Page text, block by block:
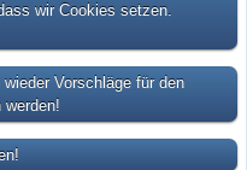
wir Cookies setzen.
Vorschläge für den
werden!